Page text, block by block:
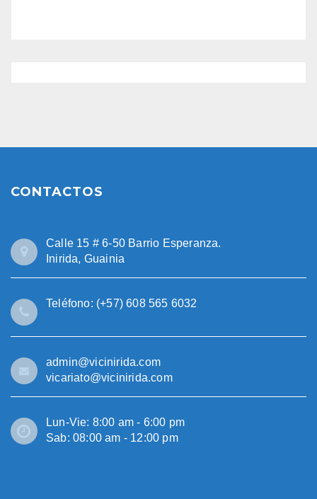
CONTACTOS
Calle 15 # 6-50 Barrio Esperanza.
Inirida, Guainia
Teléfono: (+57) 608 565 6032
admin@vicinirida.com
vicariato@vicinirida.com
Lun-Vie: 8:00 am - 6:00 pm
Sab: 08:00 am - 12:00 pm